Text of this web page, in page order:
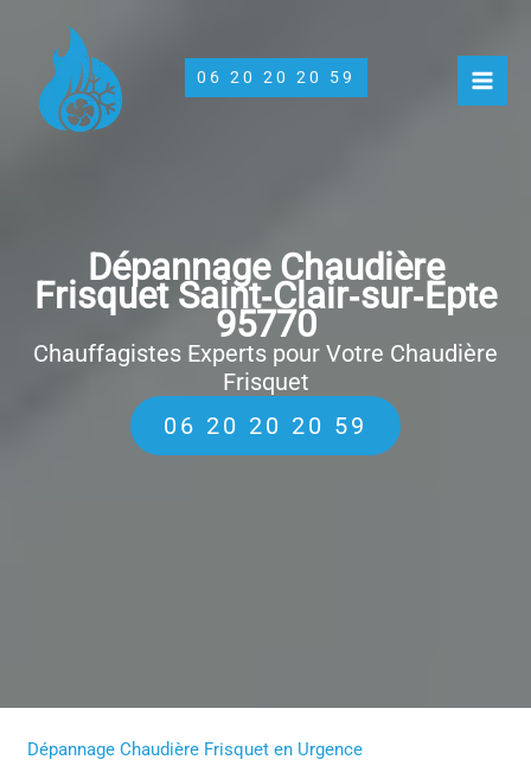
contenu
06 20 20 20 59
Dépannage Chaudière
Frisquet Saint‑Clair‑sur‑Epte
95770
Chauffagistes Experts pour Votre Chaudière
Frisquet
06 20 20 20 59
Dépannage Chaudière Frisquet en Urgence